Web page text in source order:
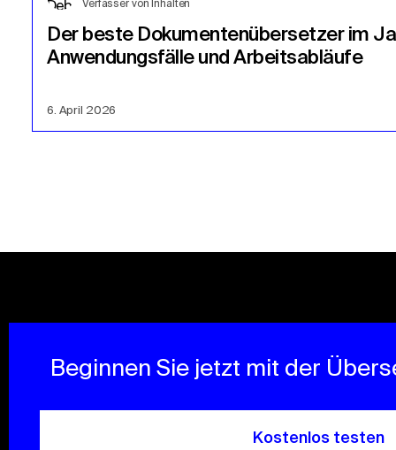
Verfasser von Inhalten
Der beste Dokumentenübersetzer im
Anwendungsfälle und Arbeitsabläufe
6. April 2026
Beginnen Sie jetzt mit der
Kostenlos testen